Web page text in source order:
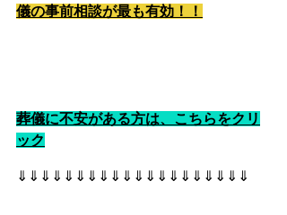
儀の事前相談が最も有効！！
葬儀に不安がある方は、こちらをクリ
ック
⇓⇓⇓⇓⇓⇓⇓⇓⇓⇓⇓⇓⇓⇓⇓⇓⇓⇓⇓⇓